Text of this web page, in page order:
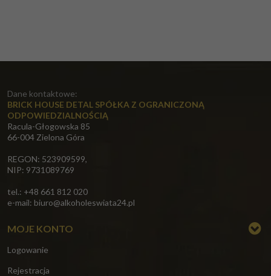
Dane kontaktowe:
BRICK HOUSE DETAL SPÓŁKA Z OGRANICZONĄ
ODPOWIEDZIALNOŚCIĄ
Racula-Głogowska 85
66-004 Zielona Góra
REGON: 523909599,
NIP: 9731089769
tel.: +48 661 812 020
e-mail: biuro@alkoholeswiata24.pl
MOJE KONTO
Logowanie
Rejestracja